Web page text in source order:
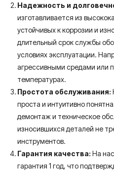
Надежность и
изготавливается из
устойчивых к коррозии и
длительный срок службы
условиях эксплуатации.
агрессивными средами или
температурах.
Простота обслуживания:
проста и интуитивно
демонтаж и техническое
износившихся деталей не
инструментов.
Гарантия качества: На
гарантия 1 год, что